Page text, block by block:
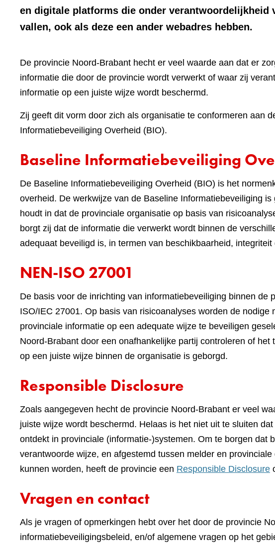
en digitale platforms die onder verantwoordelijkheid
vallen, ook als deze een ander webadres hebben.
De provincie Noord-Brabant hecht er veel waarde aan dat er
informatie die door de provincie wordt verwerkt of waar zij
informatie op een juiste wijze wordt beschermd.
Zij geeft dit vorm door zich als organisatie te conformeren aan
Informatiebeveiliging Overheid (BIO).
Baseline Informatiebeveiliging
De Baseline Informatiebeveiliging Overheid (BIO) is het
overheid. De werkwijze van de Baseline Informatiebeveiliging
houdt in dat de provinciale organisatie op basis van
borgt zij dat de informatie die verwerkt wordt binnen de
adequaat beveiligd is, in termen van beschikbaarheid,
NEN-ISO 27001
De basis voor de inrichting van informatiebeveiliging binnen de
ISO/IEC 27001. Op basis van risicoanalyses worden de nodige
provinciale informatie op een adequate wijze te beveiligen
Noord-Brabant door een onafhankelijke partij controleren of het
op een juiste wijze binnen de organisatie is geborgd.
Responsible Disclosure
Zoals aangegeven hecht de provincie Noord-Brabant er veel
juiste wijze wordt beschermd. Helaas is het niet uit te sluiten
ontdekt in provinciale (informatie-)systemen. Om te borgen dat
verantwoorde wijze, en afgestemd tussen melder en
kunnen worden, heeft de provincie een Responsible Disclosure
Vragen en contact
Als je vragen of opmerkingen hebt over het door de provincie
informatiebeveiligingsbeleid, en/of algemene vragen op het